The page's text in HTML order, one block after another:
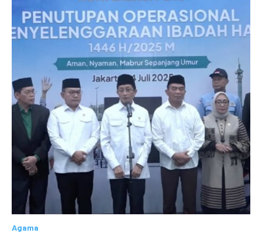
Agama